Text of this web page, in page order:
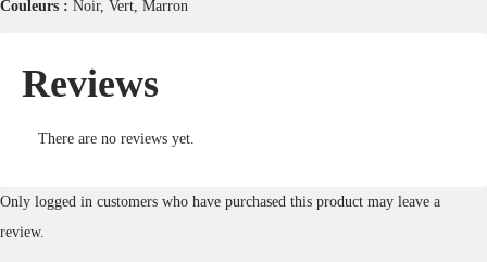
Couleurs : Noir, Vert, Marron
Reviews
There are no reviews yet.
Only logged in customers who have purchased this product may leave a
review.